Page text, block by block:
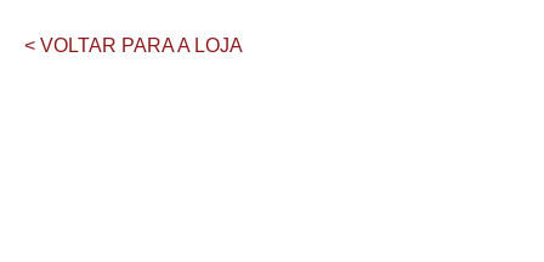
< VOLTAR PARA A LOJA